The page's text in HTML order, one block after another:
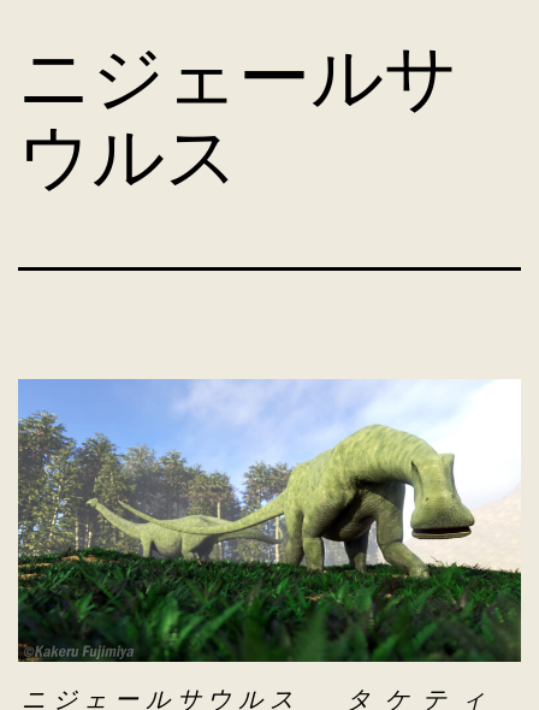
テ
ン
ツ
へ
ス
キ
ッ
ニジェールサ
ウルス
ニジェールサウルス タケティ